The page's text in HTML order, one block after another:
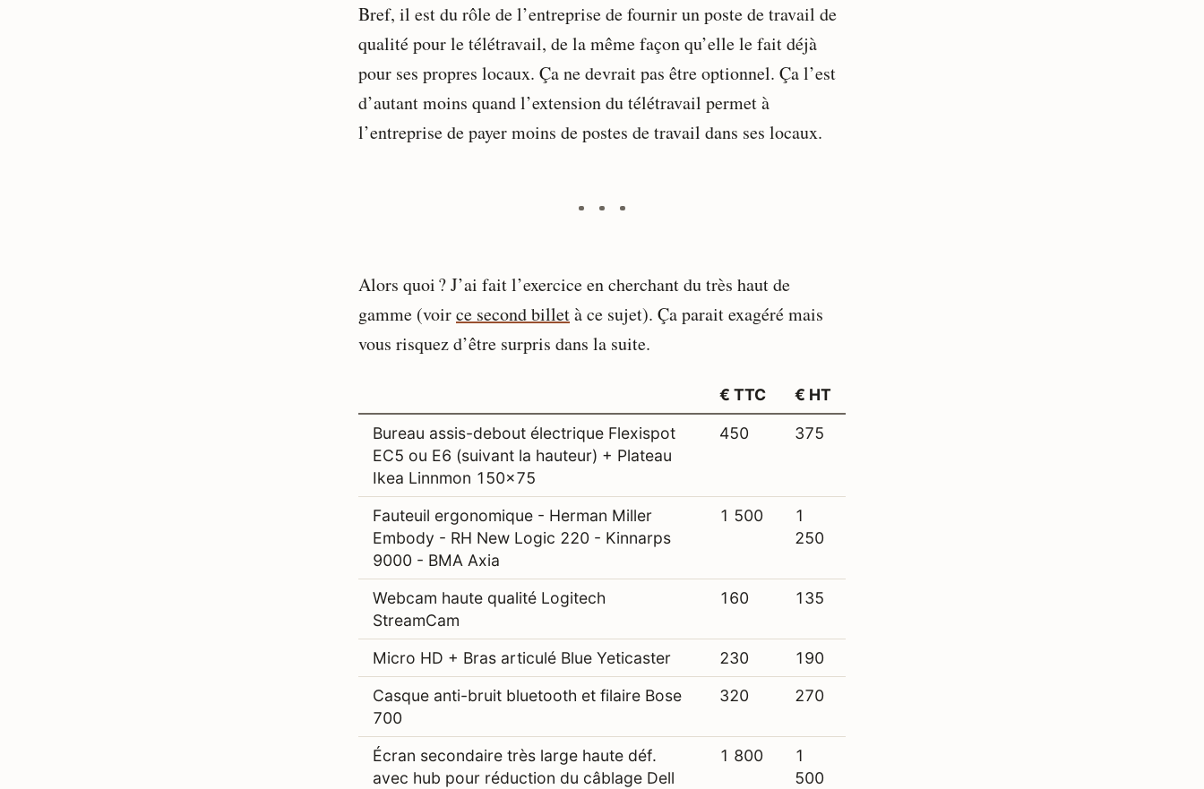
Bref, il est du rôle de l’entreprise de fournir un poste de travail de
qualité pour le télétravail, de la même façon qu’elle le fait déjà
pour ses propres locaux. Ça ne devrait pas être optionnel. Ça l’est
d’autant moins quand l’extension du télétravail permet à
l’entreprise de payer moins de postes de travail dans ses locaux.
Alors quoi ? J’ai fait l’exercice en cherchant du très haut de
gamme (voirce second billetà ce sujet). Ça parait exagéré mais
vous risquez d’être surpris dans la suite.
€ TTC € HT
Bureau assis-debout électrique Flexispot
EC5 ou E6 (suivant la hauteur) + Plateau
Ikea Linnmon 150x75
450 375
Fauteuil ergonomique - Herman Miller
Embody - RH New Logic 220 - Kinnarps
9000 - BMA Axia
1 500
1
250
Webcam haute qualité Logitech
StreamCam
160 135
Micro HD + Bras articulé Blue Yeticaster 230
190
Casque anti-bruit bluetooth et filaire Bose
700
320 270
Écran secondaire très large haute déf.
avec hub pour réduction du câblage Dell
1 800
1
500